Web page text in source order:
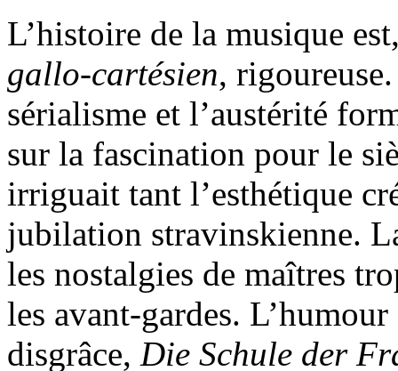
L’histoire de la musique
gallo-cartésien,
sérialisme et l’austérité
sur la fascination pour le
irriguait tant l’esthétique
jubilation stravinskienne.
les nostalgies de maîtres
les avant-gardes.
disgrâce, Die Schule der